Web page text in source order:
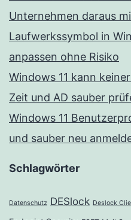
Unternehmen daraus
Laufwerkssymbol in
anpassen ohne Risiko
Windows 11 kann
Zeit und AD sauber
Windows 11
und sauber neu
Schlagwörter
Datenschutz DESlock Deslock